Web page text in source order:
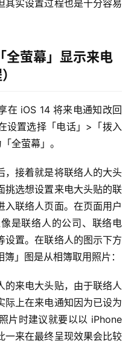
其实设置过程也是十分容易
全萤幕」显示来电
在 iOS 14 将来电通知改回
设置选择「电话」>「拨入
全萤幕」。
，接着就是将联络人的大头
挑选想设置来电大头贴的联
入联络人页面。在页面用户
是联络人的公司、联络电
设置。在联络人的图示下方
」图是从相簿取用照片：
的来电大头贴，由于联络人
际上在来电通知因为已设为
片时建议就要以以 iPhone
一来在最终呈现效果会比较